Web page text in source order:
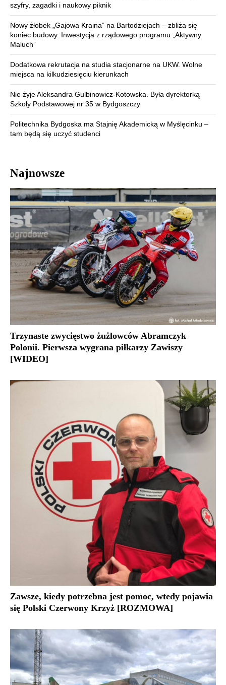
szyfry, zagadki i naukowy piknik
Nowy żłobek „Gajowa Kraina” na Bartodziejach – zbliża się
koniec budowy. Inwestycja z rządowego programu „Aktywny
Maluch”
Dodatkowa rekrutacja na studia stacjonarne na UKW. Wolne
miejsca na kilkudziesięciu kierunkach
Nie żyje Aleksandra Gulbinowicz-Kotowska. Była dyrektorką
Szkoły Podstawowej nr 35 w Bydgoszczy
Politechnika Bydgoska ma Stajnię Akademicką w Myślęcinku –
tam będą się uczyć studenci
Najnowsze
Trzynaste zwycięstwo żużlowców Abramczyk
Polonii. Pierwsza wygrana piłkarzy Zawiszy
[WIDEO]
Zawsze, kiedy potrzebna jest pomoc, wtedy pojawia
się Polski Czerwony Krzyż [ROZMOWA]